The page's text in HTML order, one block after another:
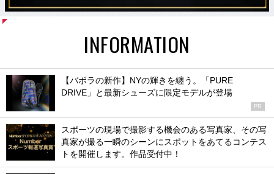
INFORMATION
【バボラの新作】NYの輝きを纏う。「PURE
DRIVE」と最新シューズに限定モデルが登場
PR
スポーツの現場で撮影する機会のある写真家、その写
真家が撮る一瞬のシーンにスポットをあてるコンテス
トを開催します。作品受付中！